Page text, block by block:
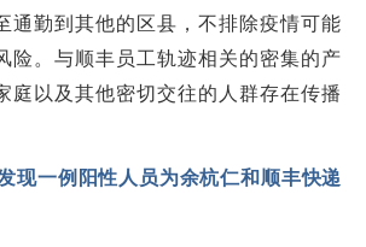
通勤到其他的区县，不排除疫情可能
险。与顺丰员工轨迹相关的密集的产
庭以及其他密切交往的人群存在传播
现一例阳性人员为余杭仁和顺丰快递